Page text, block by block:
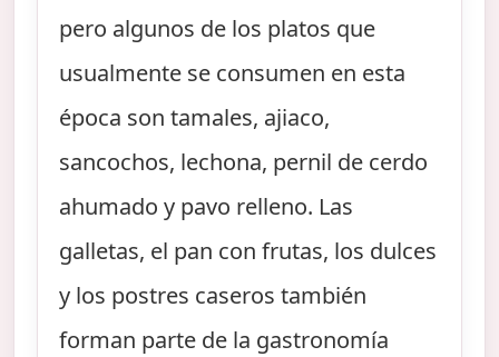
pero algunos de los platos que
usualmente se consumen en esta
época son tamales, ajiaco,
sancochos, lechona, pernil de cerdo
ahumado y pavo relleno. Las
galletas, el pan con frutas, los dulces
y los postres caseros también
forman parte de la gastronomía